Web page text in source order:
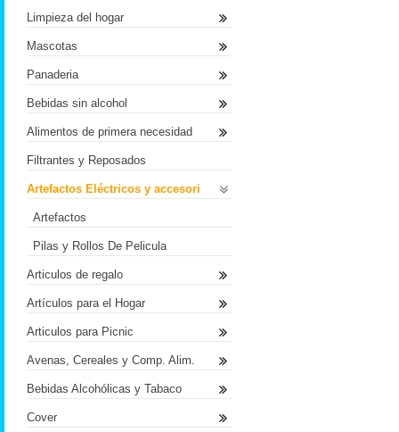
Limpieza del hogar
Mascotas
Panaderia
Bebidas sin alcohol
Alimentos de primera necesidad
Filtrantes y Reposados
Artefactos Eléctricos y accesori
Artefactos
Pilas y Rollos De Pelicula
Articulos de regalo
Artículos para el Hogar
Articulos para Picnic
Avenas, Cereales y Comp. Alim.
Bebidas Alcohólicas y Tabaco
Cover